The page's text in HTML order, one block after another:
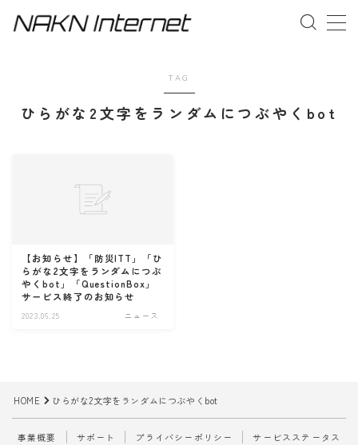
事業概要
TAG
ひらがな2文字をランダムにつぶやくbot
【お知らせ】「防災ITT」「ひ
らがな2文字をランダムにつぶ
やくbot」「QuestionBox」
サービス終了のお知らせ
2023.06.25 ニュース
HOME ひらがな2文字をランダムにつぶやくbot
事業概要 サポート プライバシーポリシー サービスステータス